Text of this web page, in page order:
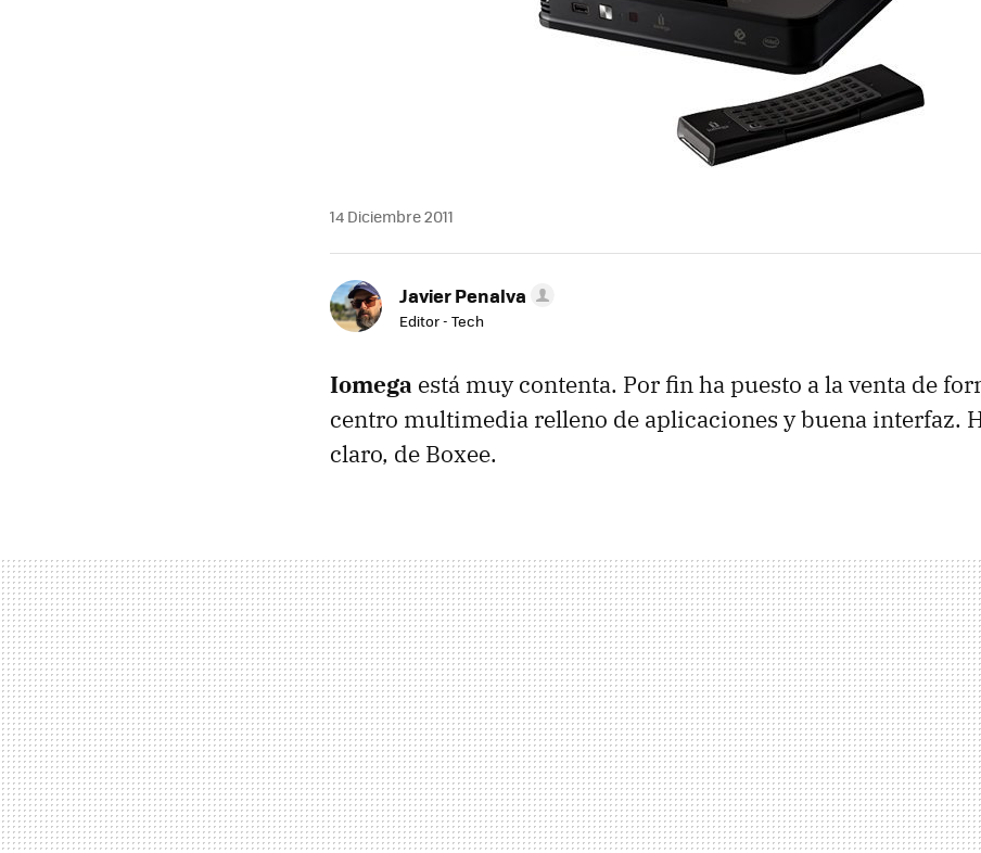
14 Diciembre 2011
Javier Penalva
Editor - Tech
Iomega está muy contenta. Por fin ha puesto a la venta de
centro multimedia relleno de aplicaciones y buena interfaz.
claro, de Boxee.